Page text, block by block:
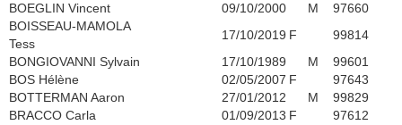
BOEGLIN Vincent
09/10/2000 M
97660
BOISSEAU-MAMOLA
Tess
17/10/2019 F
99814
BONGIOVANNI Sylvain
17/10/1989 M
99601
BOS Hélène
02/05/2007 F
97643
BOTTERMAN Aaron
27/01/2012 M
99829
BRACCO Carla
01/09/2013 F
97612